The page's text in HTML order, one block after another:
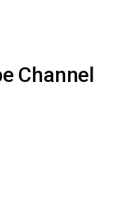
Channel